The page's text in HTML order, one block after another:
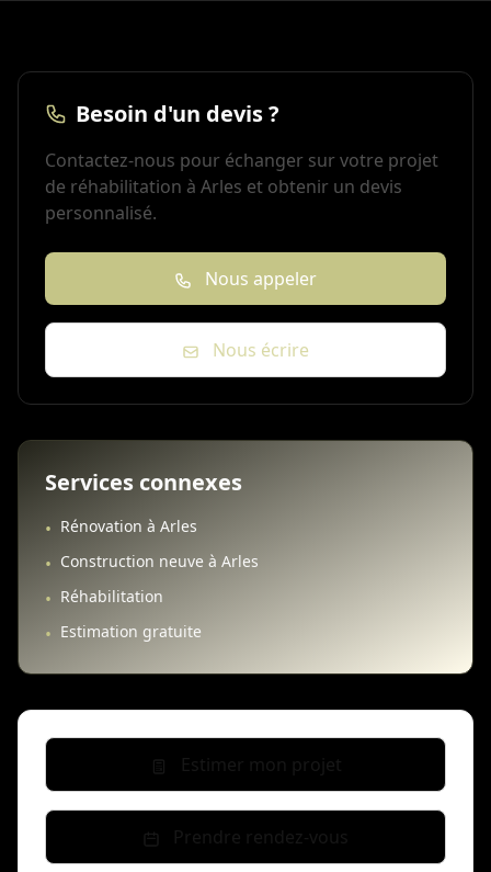
Besoin d'un devis ?
Contactez-nous pour échanger sur votre projet
de réhabilitation à Arles et obtenir un devis
personnalisé.
Nous appeler
Nous écrire
Services connexes
• Rénovation à Arles
• Construction neuve à Arles
• Réhabilitation
• Estimation gratuite